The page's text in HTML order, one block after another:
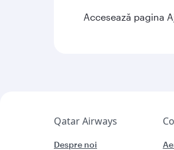
Accesează pagina
Qatar Airways
Despre noi